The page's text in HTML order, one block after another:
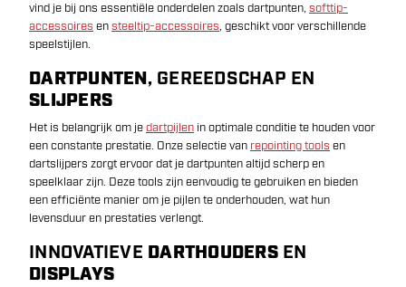
vind je bij ons essentiële onderdelen zoals dartpunten, softtip-
accessoires ensteeltip-accessoires, geschikt voor verschillende
speelstijlen.
DARTPUNTEN, GEREEDSCHAP EN
SLIJPERS
Het is belangrijk om jedartpijlen in optimale conditie te houden voor
een constante prestatie. Onze selectie van repointing tools en
dartslijpers zorgt ervoor dat je dartpunten altijd scherp en
speelklaar zijn. Deze tools zijn eenvoudig te gebruiken en bieden
een efficiënte manier om je pijlen te onderhouden, wat hun
levensduur en prestaties verlengt.
INNOVATIEVE DARTHOUDERSEN
DISPLAYS